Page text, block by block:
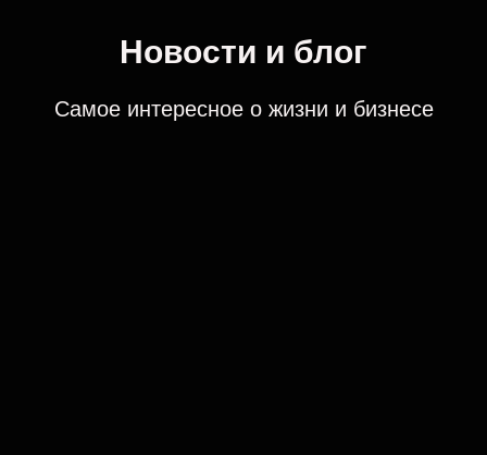
Новости и блог
Самое интересное о жизни и бизнесе